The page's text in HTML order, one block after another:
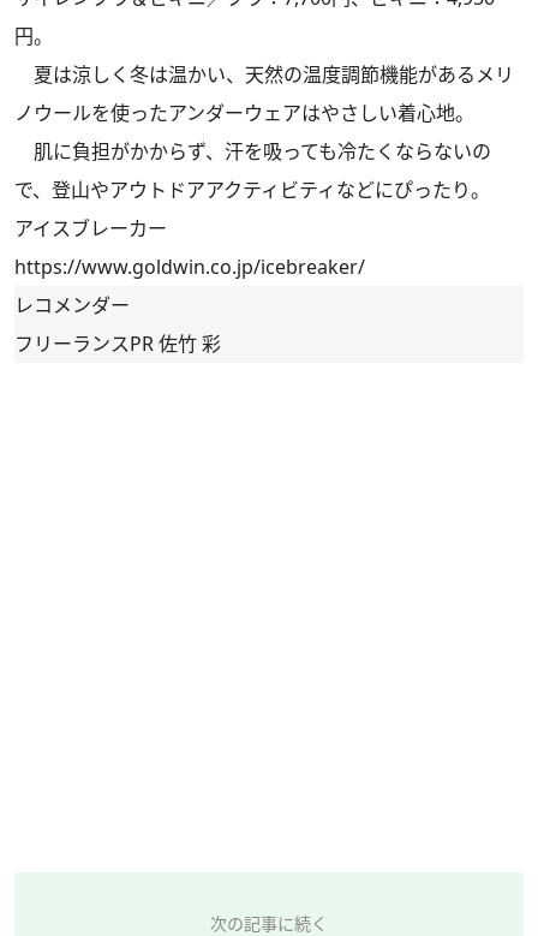
円。
夏は涼しく冬は温かい、天然の温度調節機能があるメリ
ノウールを使ったアンダーウェアはやさしい着心地。
肌に負担がかからず、汗を吸っても冷たくならないの
で、登山やアウトドアアクティビティなどにぴったり。
アイスブレーカー
https://www.goldwin.co.jp/icebreaker/
レコメンダー
フリーランスPR 佐竹 彩
次の記事に続く